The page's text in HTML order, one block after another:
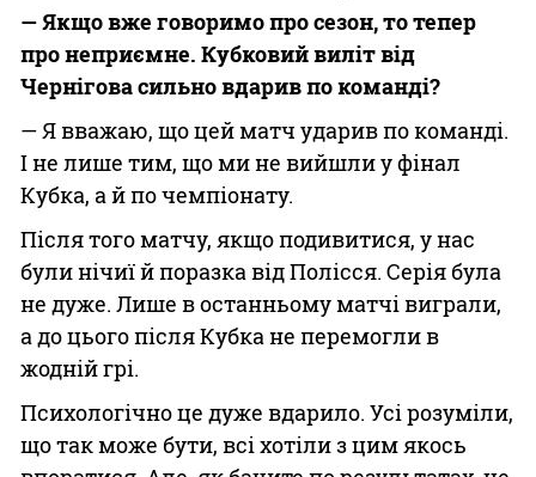
— Якщо вже говоримо про сезон, то тепер
про неприємне. Кубковий виліт від
Чернігова сильно вдарив по команді?
— Я вважаю, що цей матч ударив по команді.
І не лише тим, що ми не вийшли у фінал
Кубка, а й по чемпіонату.
Після того матчу, якщо подивитися, у нас
були нічиї й поразка від Полісся. Серія була
не дуже. Лише в останньому матчі виграли,
а до цього після Кубка не перемогли в
жодній грі.
Психологічно це дуже вдарило. Усі розуміли,
що так може бути, всі хотіли з цим якось